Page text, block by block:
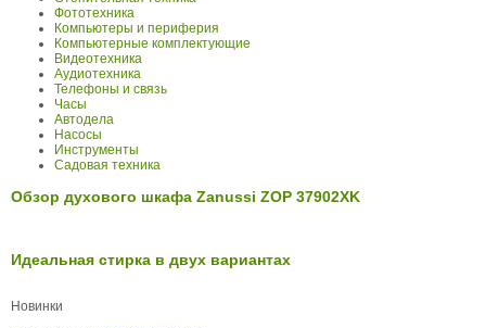
Фототехника
Компьютеры и периферия
Компьютерные комплектующие
Видеотехника
Аудиотехника
Телефоны и связь
Часы
Автодела
Насосы
Инструменты
Садовая техника
Обзор духового шкафа Zanussi ZOP 37902XK
Идеальная стирка в двух вариантах
Новинки